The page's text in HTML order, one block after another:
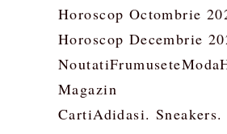
Horoscop Octombrie
Horoscop Decembrie
NoutatiFrumuseteModa
Magazin
CartiAdidasi.